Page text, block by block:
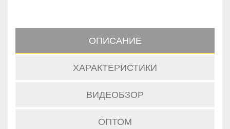
ОПИСАНИЕ
ХАРАКТЕРИСТИКИ
ВИДЕОБЗОР
ОПТОМ